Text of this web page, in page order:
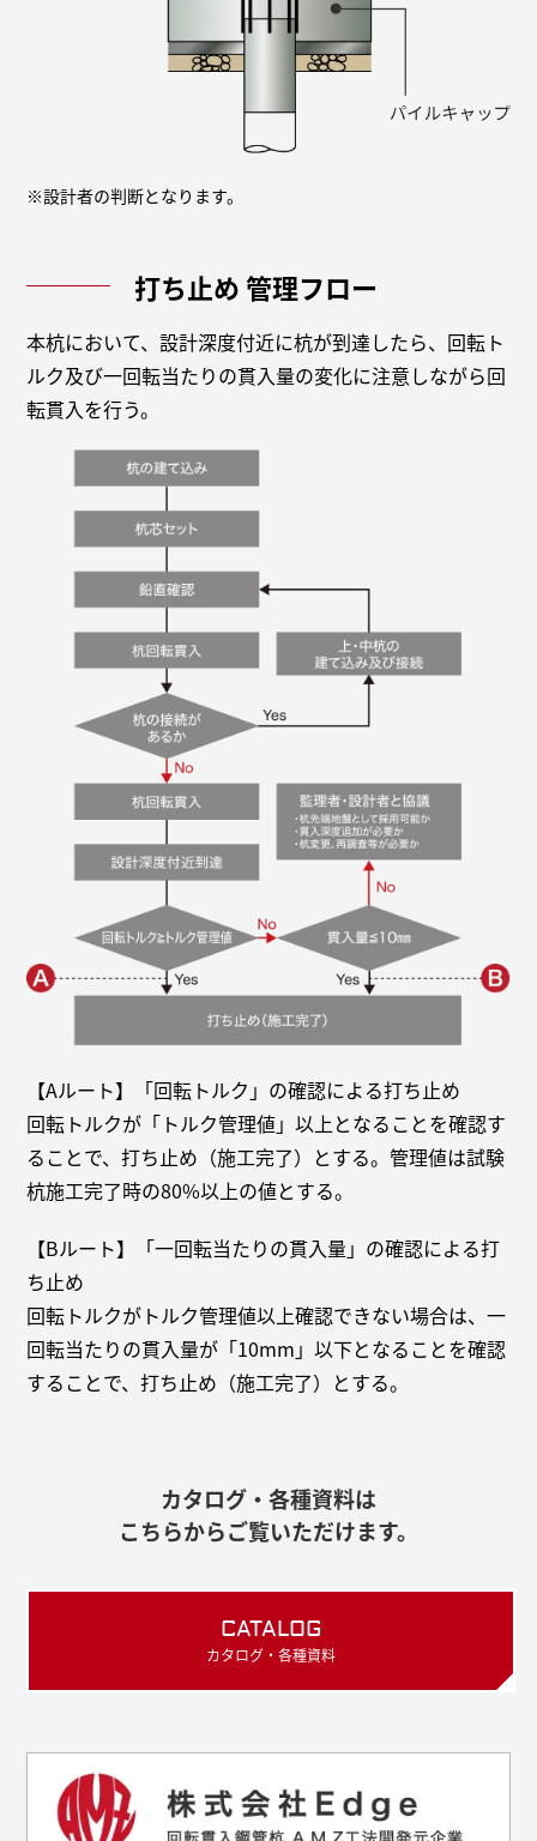
※設計者の判断となります。
打ち止め管理フロー
本杭において、設計深度付近に杭が到達したら、回転ト
ルク及び一回転当たりの貫入量の変化に注意しながら回
転貫入を行う。
【Aルート】「回転トルク」の確認による打ち止め
回転トルクが「トルク管理値」以上となることを確認す
ることで、打ち止め（施工完了）とする。管理値は試験
杭施工完了時の80%以上の値とする。
【Bルート】「一回転当たりの貫入量」の確認による打
ち止め
回転トルクがトルク管理値以上確認できない場合は、一
回転当たりの貫入量が「10mm」以下となることを確認
することで、打ち止め（施工完了）とする。
カタログ・各種資料は
こちらからご覧いただけます。
CATALOG
カタログ・各種資料